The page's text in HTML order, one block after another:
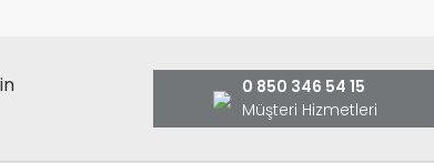
fiyatı diğer sitelerden daha pahalı.
ürüne benzer farklı alternatifler olmalı.
0 850 346 54 15
Müşteri Hizmetleri